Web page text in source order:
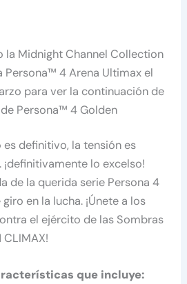
la Midnight Channel Collection
Persona™ 4 Arena Ultimax el
para ver la continuación de
Persona™ 4 Golden
es definitivo, la tensión es
¡definitivamente lo excelso!
de la querida serie Persona 4
en la lucha. ¡Únete a los
el ejército de las Sombras
que incluye: